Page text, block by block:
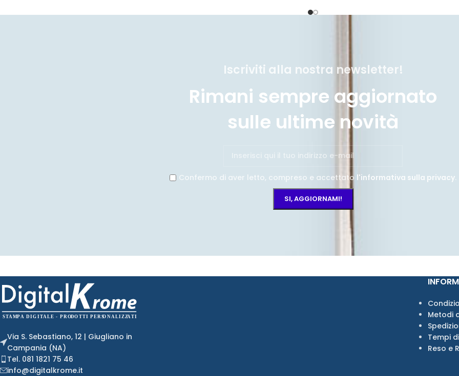
Iscriviti alla nostra newsletter!
Rimani sempre aggiornato
sulle ultime novità
Confermo di aver letto, compreso e accettato l'informativa sulla privacy.
Via S. Sebastiano, 12 | Giugliano in
Campania (NA)
Tel. 081 1821 75 46
info@digitalkrome.it
Metodi
Tempi
Reso e